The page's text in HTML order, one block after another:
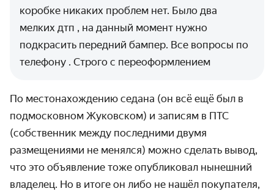
коробке никаких проблем нет. Было два
мелких дтп , на данный момент нужно
подкрасить передний бампер. Все вопросы по
телефону . Строго с переоформлением
По местонахождению седана (он всё ещё был в
подмосковном Жуковском) и записям в ПТС
(собственник между последними двумя
размещениями не менялся) можно сделать вывод,
что это объявление тоже опубликовал нынешний
владелец. Но в итоге он либо не нашёл покупателя,